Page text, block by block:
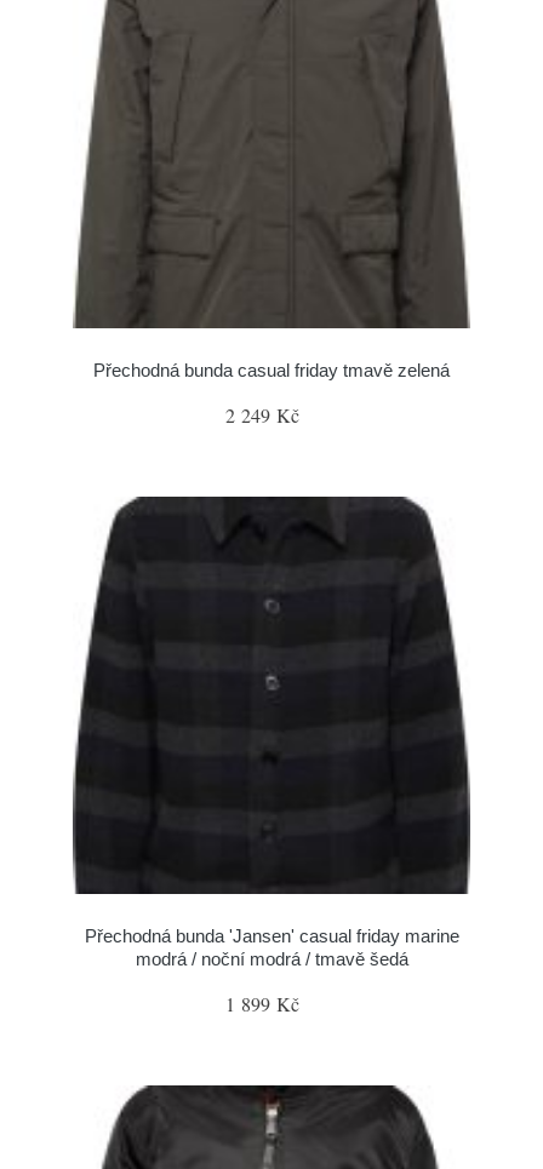
Přechodná bunda casual friday tmavě zelená
2 249 Kč
Přechodná bunda 'Jansen' casual friday marine
modrá / noční modrá / tmavě šedá
1 899 Kč